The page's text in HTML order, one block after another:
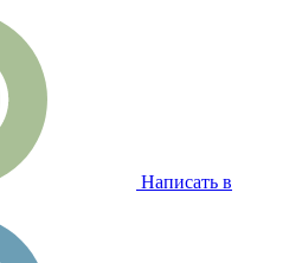
Написать в